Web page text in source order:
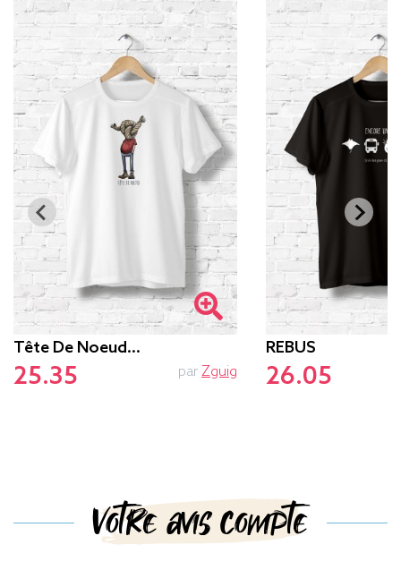
Tête De Noeud…
25.35 par Zguig
REBUS
26.05
Votre avis compte